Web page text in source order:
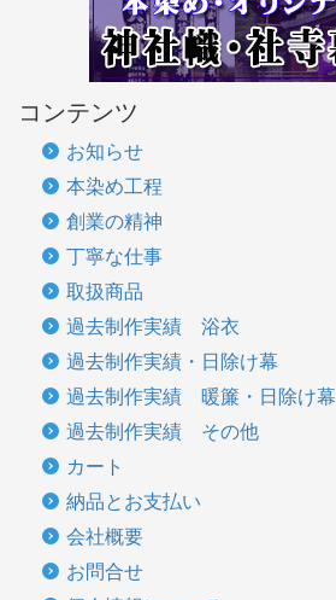
コンテンツ
お知らせ
本染め工程
創業の精神
丁寧な仕事
取扱商品
過去制作実績 浴衣
過去制作実績・日除け幕
過去制作実績 暖簾・日除け幕
過去制作実績 その他
カート
納品とお支払い
会社概要
お問合せ